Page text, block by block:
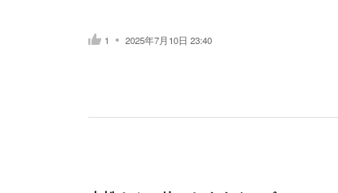
1 2025年7月10日 23:40